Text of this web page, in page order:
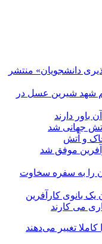
دانشجویان» منتشر
شهد شیرین عسل‌ در
باور دارند
جهانی شد
و آتش
موفق شد
را به سفره سخاوت
بانوی کارآفرین
می کارند